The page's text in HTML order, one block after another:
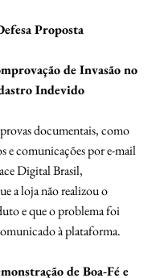
Proposta
Indevido
documentais, como
e comunicações por e-mail
Digital Brasil,
a loja não realizou o
e que o problema foi
à plataforma.